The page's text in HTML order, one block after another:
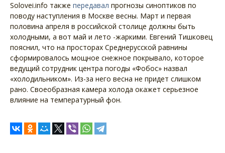
Solovei.info также передавал прогнозы синоптиков по
поводу наступления в Москве весны. Март и первая
половина апреля в российской столице должны быть
холодными, а вот май и лето -жаркими. Евгений Тишковец
пояснил, что на просторах Среднерусской равнины
сформировалось мощное снежное покрывало, которое
ведущий сотрудник центра погоды «Фобос» назвал
«холодильником». Из-за него весна не придет слишком
рано. Своеобразная камера холода окажет серьезное
влияние на температурный фон.